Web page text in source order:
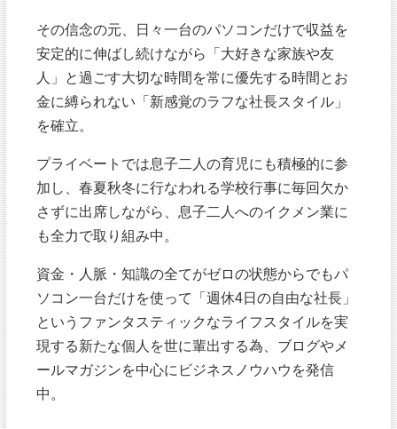
その信念の元、日々一台のパソコンだけで収益を
安定的に伸ばし続けながら「大好きな家族や友
人」と過ごす大切な時間を常に優先する時間とお
金に縛られない「新感覚のラフな社長スタイル」
を確立。
プライベートでは息子二人の育児にも積極的に参
加し、春夏秋冬に行なわれる学校行事に毎回欠か
さずに出席しながら、息子二人へのイクメン業に
も全力で取り組み中。
資金・人脈・知識の全てがゼロの状態からでもパ
ソコン一台だけを使って「週休4日の自由な社長」
というファンタスティックなライフスタイルを実
現する新たな個人を世に輩出する為、ブログやメ
ールマガジンを中心にビジネスノウハウを発信
中。